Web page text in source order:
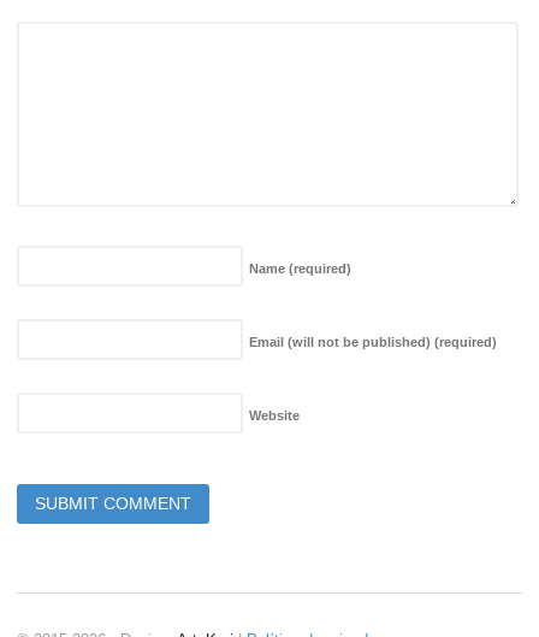
Name (required)
Email (will not be published) (required)
Website